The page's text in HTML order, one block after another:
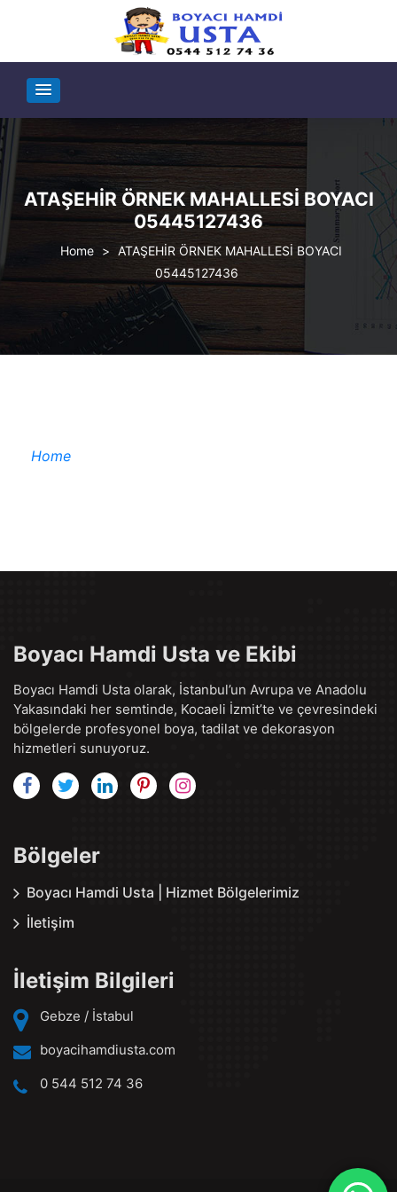
ATAŞEHİR ÖRNEK MAHALLESİ BOYACI
05445127436
> ATAŞEHİR ÖRNEK MAHALLESİ BOYACI
05445127436
Home
Boyacı Hamdi Usta ve Ekibi
Boyacı Hamdi Usta olarak, İstanbul’un Avrupa ve Anadolu
Yakasındaki her semtinde, Kocaeli İzmit’te ve çevresindeki
bölgelerde profesyonel boya, tadilat ve dekorasyon
hizmetleri sunuyoruz.
Bölgeler
Boyacı Hamdi Usta | Hizmet Bölgelerimiz
İletişim
İletişim Bilgileri
Gebze / İstabul
boyacihamdiusta.com
0 544 512 74 36